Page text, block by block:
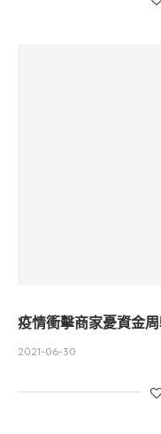
疫情衝擊商家憂資金
2021-06-30